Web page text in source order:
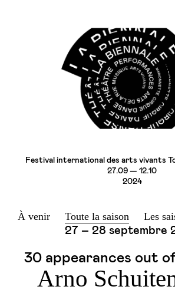
Festival international des arts vivants
27.09 — 12.10
2024
À venir Toute la saison
Les
27 – 28 septembre
30 appearances out
Arno